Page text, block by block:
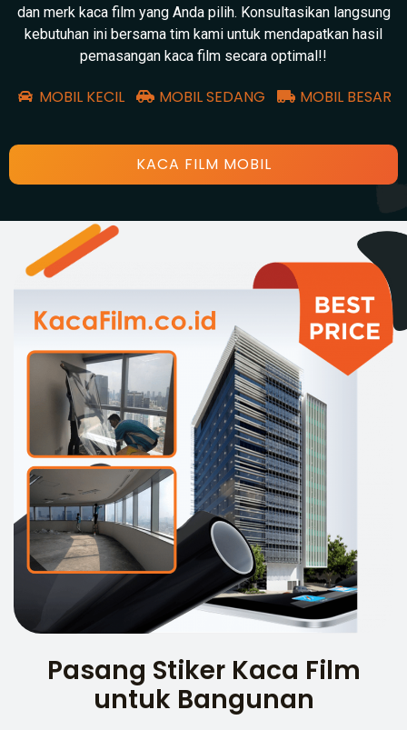
dan merk kaca film yang Anda pilih. Konsultasikan langsung
kebutuhan ini bersama tim kami untuk mendapatkan hasil
pemasangan kaca film secara optimal!!
MOBIL KECIL MOBIL SEDANG MOBIL BESAR
KACA FILM MOBIL
Pasang Stiker Kaca Film
untuk Bangunan